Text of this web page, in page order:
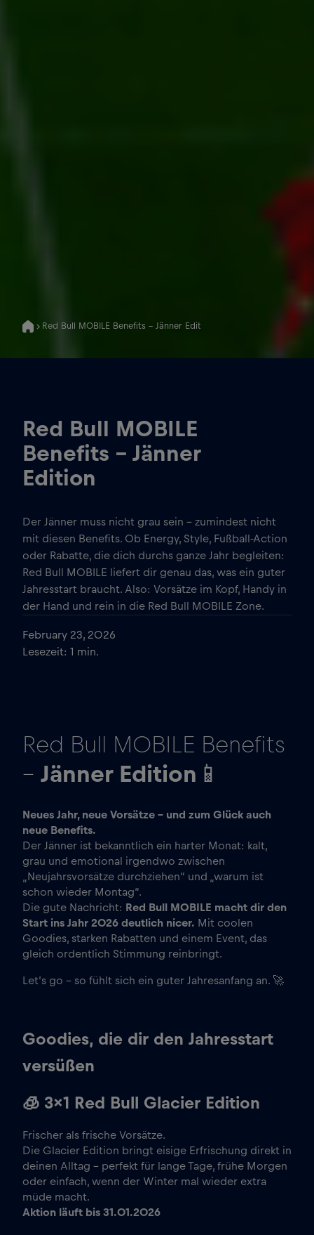
Red Bull MOBILE Benefits - Jänner Edition
Red Bull MOBILE
Benefits - Jänner
Edition
Der Jänner muss nicht grau sein – zumindest nicht
mit diesen Benefits. Ob Energy, Style, Fußball-Action
oder Rabatte, die dich durchs ganze Jahr begleiten:
Red Bull MOBILE liefert dir genau das, was ein guter
Jahresstart braucht. Also: Vorsätze im Kopf, Handy in
der Hand und rein in die Red Bull MOBILE Zone.
February 23, 2026
Lesezeit: 1 min.
Red Bull MOBILE Benefits
– Jänner Edition 📱
Neues Jahr, neue Vorsätze – und zum Glück auch
neue Benefits.
Der Jänner ist bekanntlich ein harter Monat: kalt,
grau und emotional irgendwo zwischen
„Neujahrsvorsätze durchziehen“ und „warum ist
schon wieder Montag“.
Die gute Nachricht: Red Bull MOBILE macht dir den
Start ins Jahr 2026 deutlich nicer. Mit coolen
Goodies, starken Rabatten und einem Event, das
gleich ordentlich Stimmung reinbringt.
Let’s go – so fühlt sich ein guter Jahresanfang an. 🚀
Goodies, die dir den Jahresstart
versüßen
🧊 3×1 Red Bull Glacier Edition
Frischer als frische Vorsätze.
Die Glacier Edition bringt eisige Erfrischung direkt in
deinen Alltag – perfekt für lange Tage, frühe Morgen
oder einfach, wenn der Winter mal wieder extra
müde macht.
Aktion läuft bis 31.01.2026